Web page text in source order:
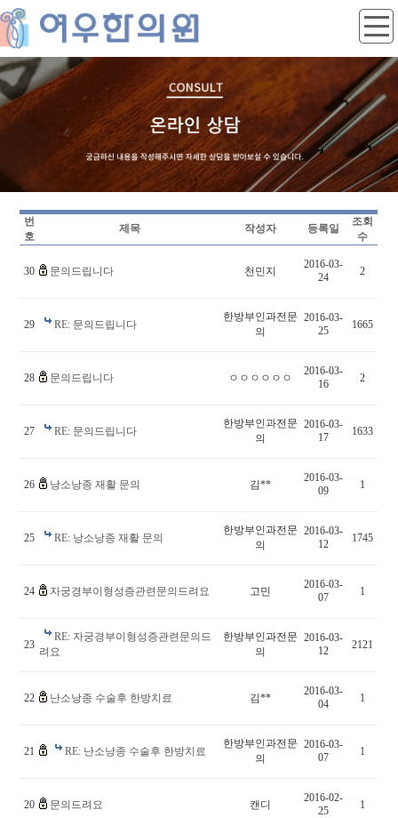
번
호
제목 작성자 등록일
조회
수
30 문의드립니다 천민지
2016-03-
24
2
29 RE: 문의드립니다
한방부인과전문
의
2016-03-
25
1665
28 문의드립니다 ㅇㅇㅇㅇㅇㅇ
2016-03-
16
2
27 RE: 문의드립니다
한방부인과전문
의
2016-03-
17
1633
26 낭소낭종 재활 문의 김**
2016-03-
09
1
25 RE: 낭소낭종 재활 문의
한방부인과전문
의
2016-03-
12
1745
24 자궁경부이형성증관련문의드려요 고민
2016-03-
07
1
23
RE: 자궁경부이형성증관련문의드
려요
한방부인과전문
의
2016-03-
12
2121
22 난소낭종 수술후 한방치료 김**
2016-03-
04
1
21 RE: 난소낭종 수술후 한방치료
한방부인과전문
의
2016-03-
07
1
20 문의드려요 캔디
2016-02-
25
1